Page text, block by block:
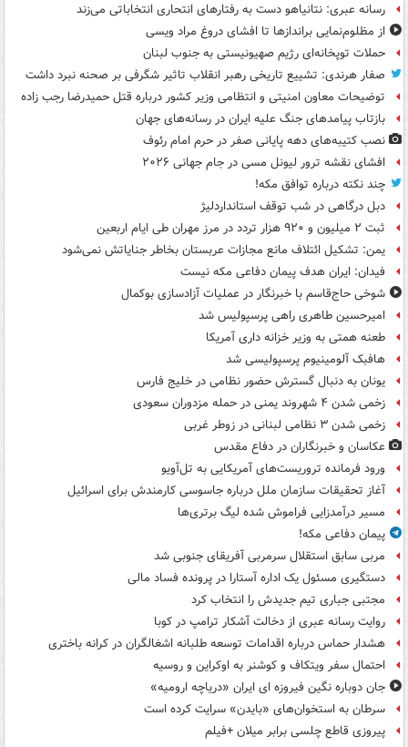
رسانه عبری: نتانیاهو دست به رفتارهای انتحاری انتخاباتی می‌زند
از مظلوم‌نمایی براندازها تا افشای دروغ مراد ویسی
حملات توپخانه‌ای رژیم صهیونیستی به جنوب لبنان
صفار هرندی: تشییع تاریخی رهبر انقلاب تاثیر شگرفی بر صحنه نبرد داشت
توضیحات معاون امنیتی و انتظامی وزیر کشور درباره قتل حمیدرضا رجب زاده
بازتاب پیامدهای جنگ علیه ایران در رسانه‌های جهان
نصب کتیبه‌های دهه پایانی صفر در حرم امام رئوف
افشای نقشه ترور لیونل مسی در جام جهانی ۲۰۲۶
چند نکته درباره توافق مکه!
دبل درگاهی در شب توقف استانداردلیژ
ثبت ۲ میلیون و ۹۲۰ هزار تردد در مرز مهران طی ایام اربعین
یمن: تشکیل ائتلاف مانع مجازات عربستان بخاطر جنایاتش نمی‌شود
فیدان: ایران هدف پیمان دفاعی مکه نیست
شوخی حاج‌قاسم با خبرنگار در عملیات آزادسازی بوکمال
امیرحسین طاهری راهی پرسپولیس شد
طعنه همتی به وزیر خزانه داری آمریکا
هافبک آلومینیوم پرسپولیسی شد
یونان به دنبال گسترش حضور نظامی در خلیج فارس
زخمی شدن ۴ شهروند یمنی در حمله مزدوران سعودی
زخمی شدن ۳ نظامی لبنانی در زوطر غربی
عکاسان و خبرنگاران در دفاع مقدس
ورود فرمانده تروریست‌های آمریکایی به تل‌آویو
آغاز تحقیقات سازمان ملل درباره جاسوسی کارمندش برای اسرائیل
مسیر درآمدزایی فراموش شده لیگ برتری‌ها
پیمان دفاعی مکه!
مربی سابق استقلال سرمربی آفریقای جنوبی شد
دستگیری مسئول یک اداره آستارا در پرونده فساد مالی
مجتبی جباری تیم جدیدش را انتخاب کرد
روایت رسانه عبری از دخالت آشکار ترامپ در کوبا
هشدار حماس درباره اقدامات توسعه طلبانه اشغالگران در کرانه باختری
احتمال سفر ویتکاف و کوشنر به اوکراین و روسیه
جان دوباره نگین فیروزه ای ایران «دریاچه ارومیه»
سرطان به استخوان‌های «بایدن» سرایت کرده است
پیروزی قاطع چلسی برابر میلان +فیلم